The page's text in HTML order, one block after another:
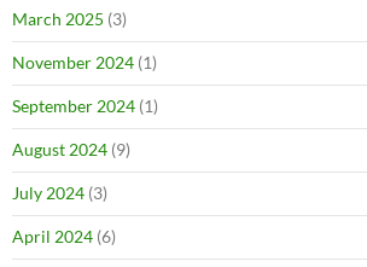
March 2025 (3)
November 2024 (1)
September 2024 (1)
August 2024 (9)
July 2024 (3)
April 2024 (6)